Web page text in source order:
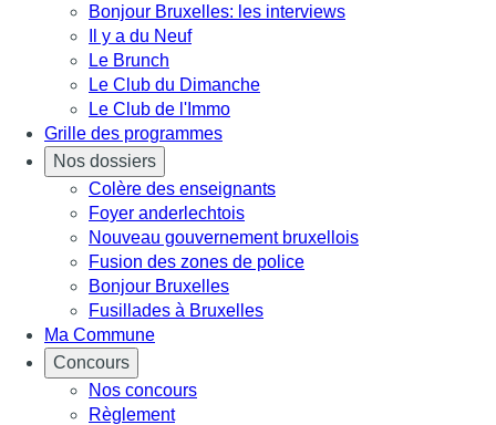
Bonjour Bruxelles: les interviews
Il y a du Neuf
Le Brunch
Le Club du Dimanche
Le Club de l'Immo
Grille des programmes
Nos dossiers
Colère des enseignants
Foyer anderlechtois
Nouveau gouvernement bruxellois
Fusion des zones de police
Bonjour Bruxelles
Fusillades à Bruxelles
Ma Commune
Concours
Nos concours
Règlement